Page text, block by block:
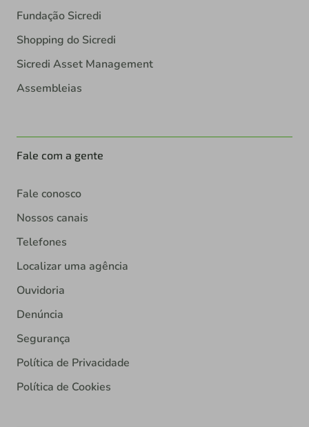
Fundação Sicredi
Shopping do Sicredi
Sicredi Asset Management
Assembleias
Fale com a gente
Fale conosco
Nossos canais
Telefones
Localizar uma agência
Ouvidoria
Denúncia
Segurança
Política de Privacidade
Política de Cookies